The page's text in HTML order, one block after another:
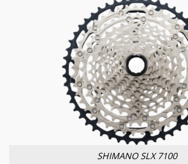
SHIMANO SLX 7100